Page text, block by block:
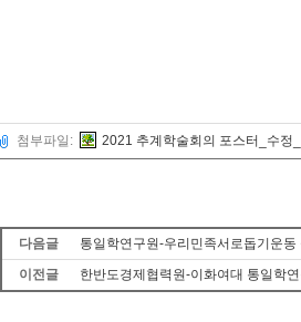
첨부파일: 2021 추계학술회의 포스터_수정
다음글
통일학연구원-우리민족서로돕기운
이전글
한반도경제협력원-이화여대 통일학